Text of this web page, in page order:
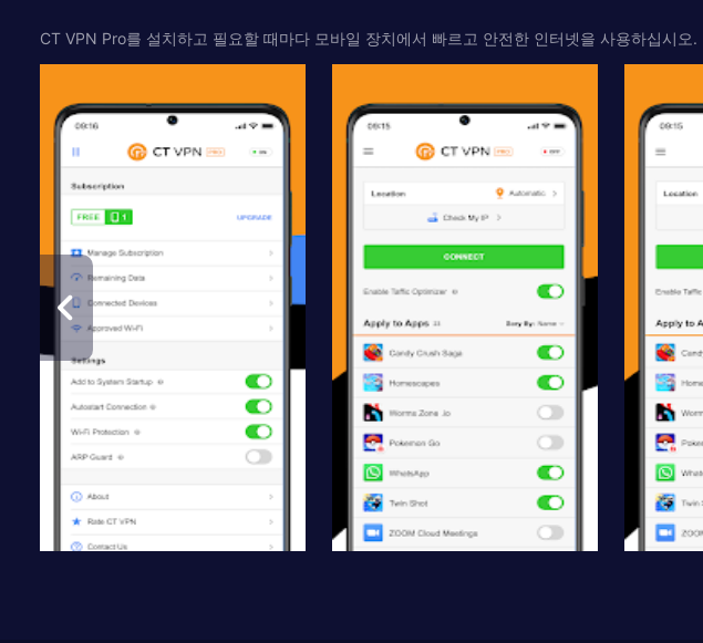
CT VPN Pro를 설치하고 필요할 때마다 모바일 장치에서 빠르고 안전한 인터넷을 사용하십시오.